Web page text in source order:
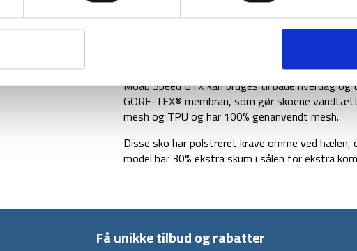
Moab Speed GTX kan bruges til både hverdag
GORE-TEX® membran, som gør skoene
mesh og TPU og har 100% genanvendt mesh.
Disse sko har polstreret krave omme ved
model har 30% ekstra skum i sålen for ekstra
Få unikke tilbud og rabatter